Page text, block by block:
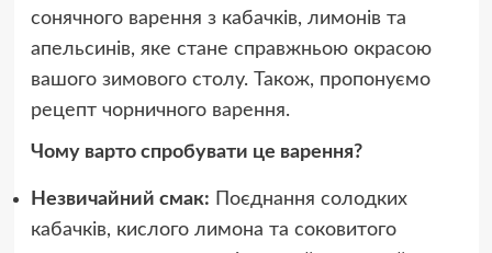
сонячного варення з кабачків, лимонів та
апельсинів, яке стане справжньою окрасою
вашого зимового столу. Також, пропонуємо
рецепт чорничного варення.
Чому варто спробувати це варення?
Незвичайний смак: Поєднання солодких
кабачків, кислого лимона та соковитого